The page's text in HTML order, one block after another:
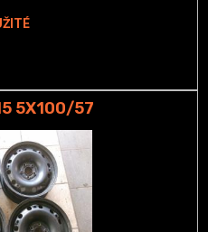
5X100/57